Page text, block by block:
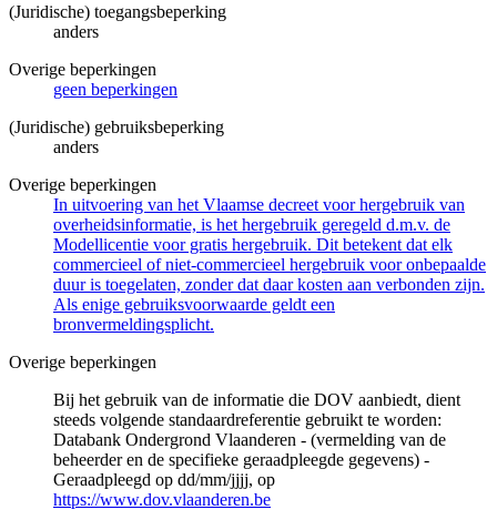
(Juridische) toegangsbeperking
anders
Overige beperkingen
geen beperkingen
(Juridische) gebruiksbeperking
anders
Overige beperkingen
In uitvoering van het Vlaamse decreet voor hergebruik van
overheidsinformatie, is het hergebruik geregeld d.m.v. de
Modellicentie voor gratis hergebruik. Dit betekent dat elk
commercieel of niet-commercieel hergebruik voor onbepaalde
duur is toegelaten, zonder dat daar kosten aan verbonden zijn.
Als enige gebruiksvoorwaarde geldt een
bronvermeldingsplicht.
Overige beperkingen
Bij het gebruik van de informatie die DOV aanbiedt, dient
steeds volgende standaardreferentie gebruikt te worden:
Databank Ondergrond Vlaanderen - (vermelding van de
beheerder en de specifieke geraadpleegde gegevens) -
Geraadpleegd op dd/mm/jjjj, op
https://www.dov.vlaanderen.be